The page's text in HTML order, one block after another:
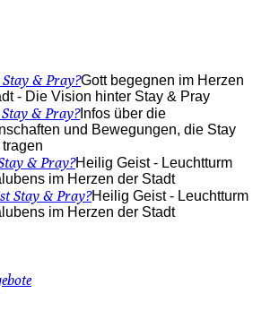
Stay & Pray?Gott begegnen im Herzen
- Die Vision hinter Stay & Pray
& Pray?Infos über die
und Bewegungen, die Stay
& Pray?Heilig Geist - Leuchtturm
im Herzen der Stadt
Stay & Pray?Heilig Geist - Leuchtturm
im Herzen der Stadt